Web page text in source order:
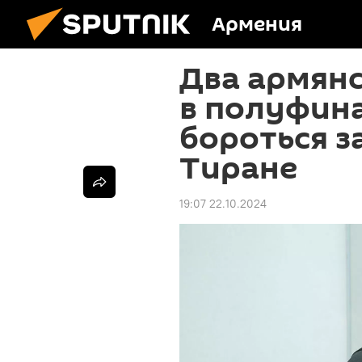
Армения
Два
в
бороться
Тиране
19:07 22.10.2024